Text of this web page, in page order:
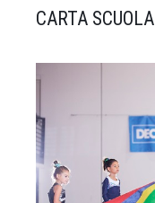
CARTA SCUOLA